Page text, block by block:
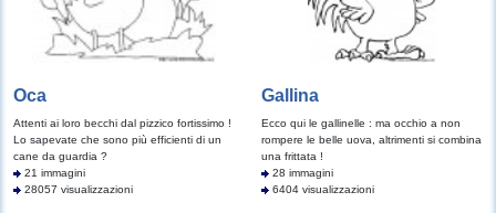
Oca
Attenti ai loro becchi dal pizzico fortissimo !
Lo sapevate che sono più efficienti di un
cane da guardia ?
21 immagini
28057 visualizzazioni
Gallina
Ecco qui le gallinelle : ma occhio a non
rompere le belle uova, altrimenti si combina
una frittata !
28 immagini
6404 visualizzazioni